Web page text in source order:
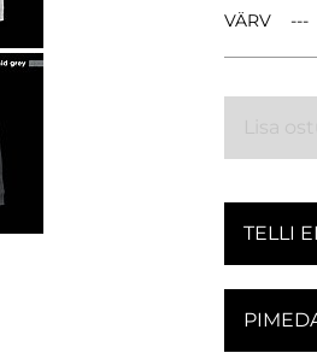
VÄRV
TELLI